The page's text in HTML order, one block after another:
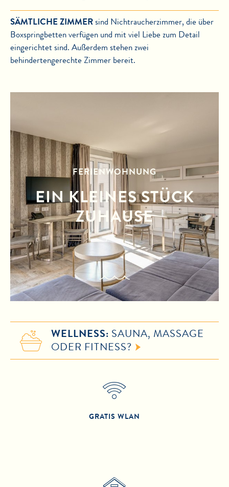
SÄMTLICHE ZIMMERsind Nichtraucherzimmer, die über
Boxspringbetten verfügen und mit viel Liebe zum Detail
eingerichtet sind. Außerdem stehen zwei
behindertengerechte Zimmer bereit.
FERIENWOHNUNG
EIN KLEINES STÜCK
ZUHAUSE
WELLNESS: SAUNA, MASSAGE
ODER FITNESS?
GRATIS WLAN